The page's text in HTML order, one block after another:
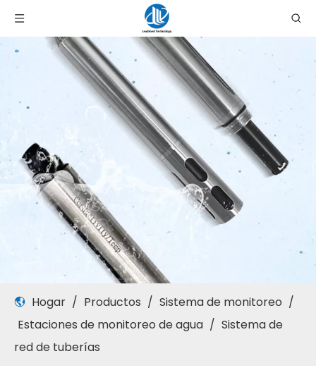
Hogar / Productos / Sistema de monitoreo /
Estaciones de monitoreo de agua / Sistema de
red de tuberías